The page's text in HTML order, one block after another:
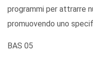
programmi per attrarre
promuovendo uno
BAS 05